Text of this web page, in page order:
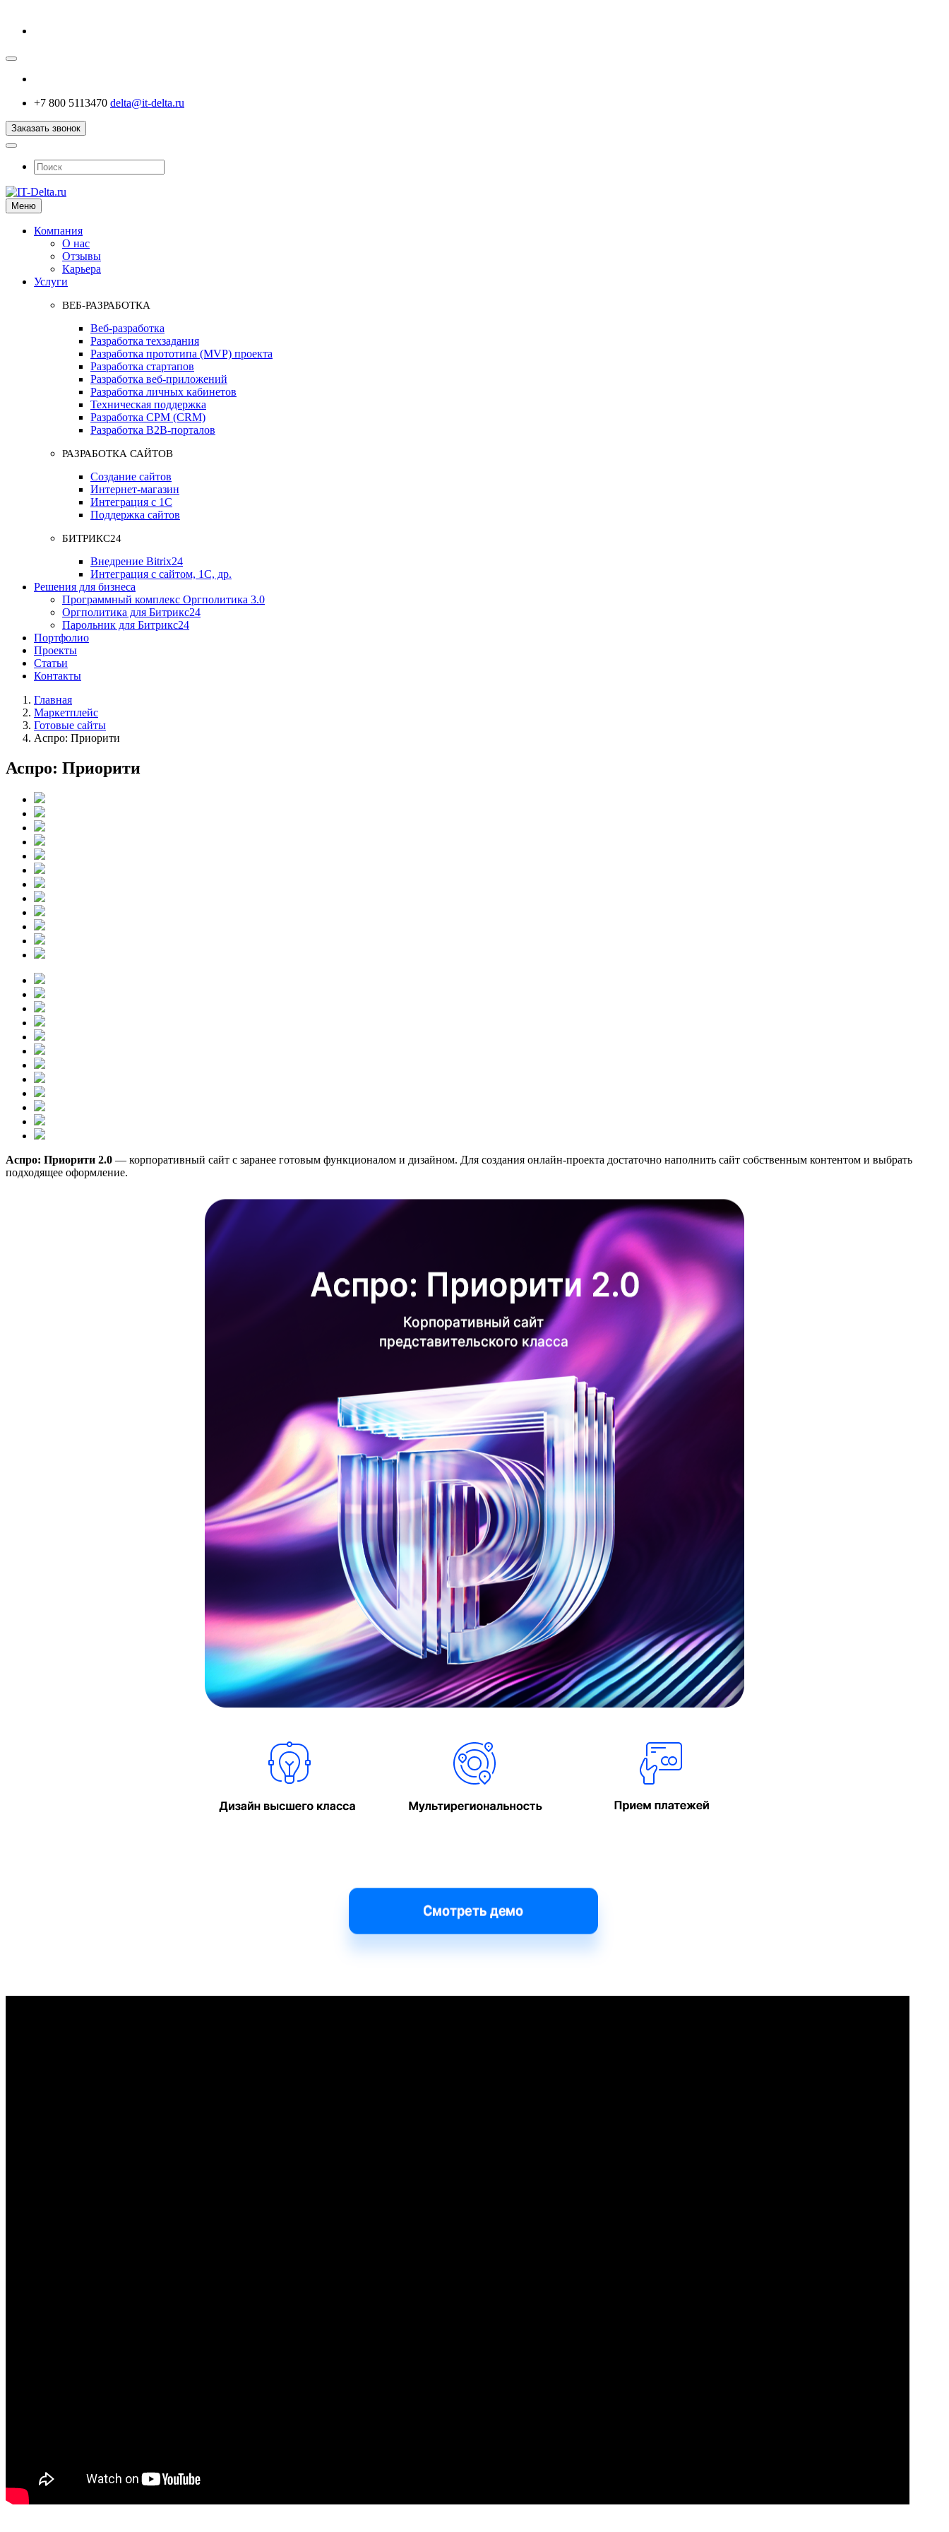
+7 800 5113470 delta@it-delta.ru
Заказать звонок
Меню
Компания
О нас
Отзывы
Карьера
Услуги
ВЕБ-РАЗРАБОТКА
Веб-разработка
Разработка техзадания
Разработка прототипа (MVP) проекта
Разработка стартапов
Разработка веб-приложений
Разработка личных кабинетов
Техническая поддержка
Разработка СРМ (CRM)
Разработка B2B-порталов
РАЗРАБОТКА САЙТОВ
Создание сайтов
Интернет-магазин
Интеграция с 1С
Поддержка сайтов
БИТРИКС24
Внедрение Bitrix24
Интеграция с сайтом, 1С, др.
Решения для бизнеса
Программный комплекс Оргполитика 3.0
Оргполитика для Битрикс24
Парольник для Битрикс24
Портфолио
Проекты
Статьи
Контакты
Главная
Маркетплейс
Готовые сайты
Аспро: Приорити
Аспро: Приорити
Аспро: Приорити 2.0 — корпоративный сайт с заранее готовым функционалом и дизайном. Для создания онлайн-проекта достаточно наполнить сайт собственным контентом и выбрать
подходящее оформление.